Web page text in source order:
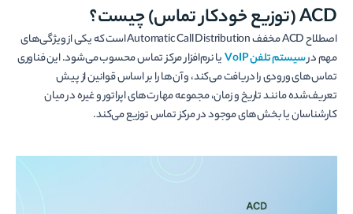
ACD (توزیع خودکار تماس) چیست؟
اصطلاح ACD مخفف Automatic Call Distribution است که یکی از ویژگی­‌های
مهم درسیستم تلفنVoIPیا نرم‌افزار مرکز تماس محسوب می­‌شود. این فناوری
تماس‌های ورودی را دریافت می‌کند، و آن­‌ها را بر اساس قوانین از پیش
تعریف‌شده مانند تاریخ و زمان، مجموعه مهارت‌های اپراتور و غیره در میان
کارشناسان یا بخش‌های موجود در مرکز تماس توزیع می‌کند.